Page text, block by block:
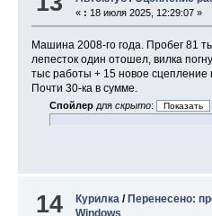
« : 18 июля 2025, 12:29:07 »
Машина 2008-го года. Пробег 81
лепесток один отошел, вилка
тыс работы + 15 новое сцепление
Почти 30-ка в сумме.
Спойлердля скрыто:
14 Курилка / Перенесено: